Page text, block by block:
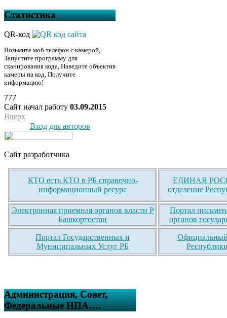
Статистика
QR-код
Возьмите моб телефон с камерой,
Запустите программу для
сканирования кода, Наведите объектив
камеры на код, Получите
информацию!
777
Сайт начал работу 03.09.2015
Вверх
Вход для авторов
Сайт разработчика
КТО есть КТО в РБ справочно-
информационный ресурс
ЕДИНАЯ
отделение
Электронная приемная органов власти Р
Башкортостан
Портал
органов
Портал Государственных и
Муниципальных Услуг РБ
Официальный
Администрация, Совет,
Федеральные НПА….